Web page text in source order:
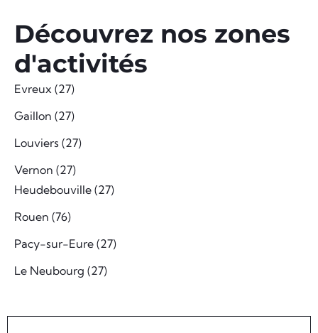
Découvrez nos zones
d'activités
Evreux (27)
Gaillon (27)
Louviers (27)
Vernon (27)
Heudebouville (27)
Rouen (76)
Pacy-sur-Eure (27)
Le Neubourg (27)